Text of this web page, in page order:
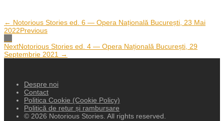
← Notorious Stories ed. 6 — Opera Națională București, 23 Mai
2022Previous
NextNotorious Stories ed. 4 — Opera Națională București, 29
Septembrie 2021 →
Despre noi
Contact
Politica Cookie (Cookie Policy)
Politică de retur și rambursare
© 2026 Notorious Stories. All rights reserved.